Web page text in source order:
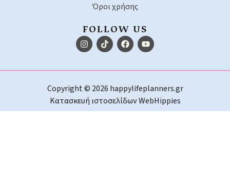
Όροι χρήσης
FOLLOW US
Copyright © 2026 happylifeplanners.gr
Κατασκευή ιστοσελίδωνWebHippies